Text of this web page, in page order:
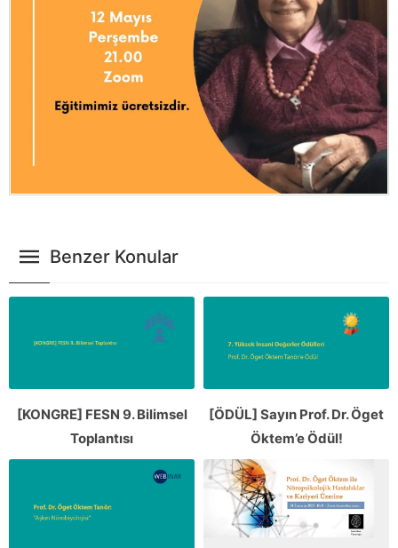
Benzer Konular
[KONGRE] FESN 9. Bilimsel
Toplantısı
[ÖDÜL] Sayın Prof. Dr. Öget
Öktem’e Ödül!